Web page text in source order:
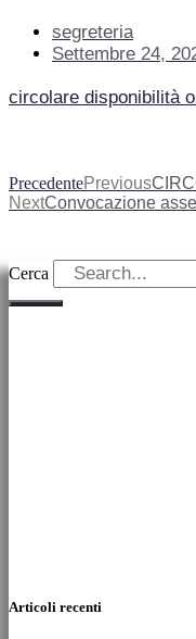
segreteria
Settembre 24,
circolare disponibilità
PrecedentePrevious
NextConvocazione
Cerca
Articoli recenti